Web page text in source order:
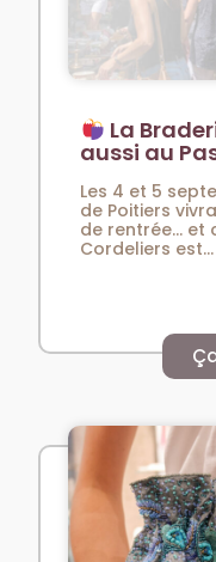
La
aussi au
Les 4 et 5
de Poitiers
de rentrée… et
Cordeliers est...